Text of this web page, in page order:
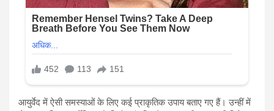
आयुर्वेद में ऐसी समस्याओं के लिए कई प्राकृतिक उपाय बताए गए हैं। उन्हीं में